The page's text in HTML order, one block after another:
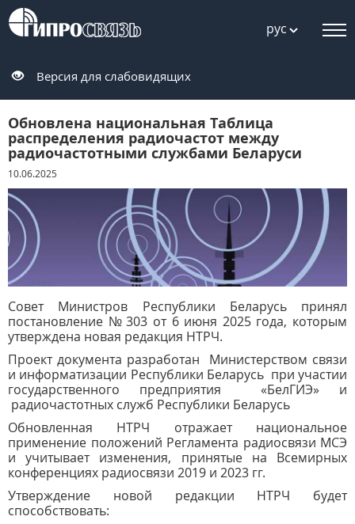
рус
Версия для слабовидящих
Обновлена национальная Таблица
распределения радиочастот между
радиочастотными службами Беларуси
10.06.2025
Совет Министров Республики Беларусь принял
постановление № 303 от 6 июня 2025 года, которым
утверждена новая редакция НТРЧ.
Проект документа разработан Министерством связи
и информатизации Республики Беларусь при участии
государственного предприятия «БелГИЭ» и
радиочастотных служб Республики Беларусь
Обновленная НТРЧ отражает национальное
применение положений Регламента радиосвязи МСЭ
и учитывает изменения, принятые на Всемирных
конференциях радиосвязи 2019 и 2023 гг.
Утверждение новой редакции НТРЧ будет
способствовать: